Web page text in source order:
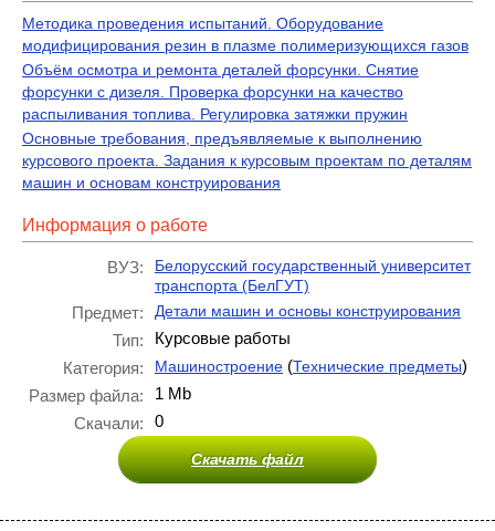
Методика проведения испытаний. Оборудование
модифицирования резин в плазме полимеризующихся газов
Объём осмотра и ремонта деталей форсунки. Снятие
форсунки с дизеля. Проверка форсунки на качество
распыливания топлива. Регулировка затяжки пружин
Основные требования, предъявляемые к выполнению
курсового проекта. Задания к курсовым проектам по деталям
машин и основам конструирования
Информация о работе
ВУЗ:
Белорусский государственный университет
транспорта (БелГУТ)
Предмет: Детали машин и основы конструирования
Тип:
Курсовые работы
Категория:
Машиностроение (Технические предметы)
Размер файла:
1 Mb
Скачали:
0
Скачать файл